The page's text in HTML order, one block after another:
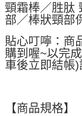
國家/地區配送0330
頸霜棒／胜肽
部／棒狀頸部
貼心叮嚀：商
購到喔~以完
車後立即結帳
【商品規格】